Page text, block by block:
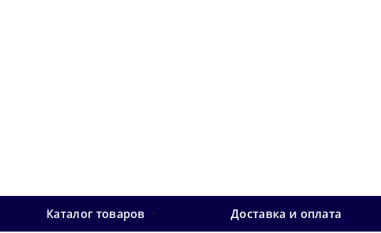
Каталог товаров Доставка и оплата